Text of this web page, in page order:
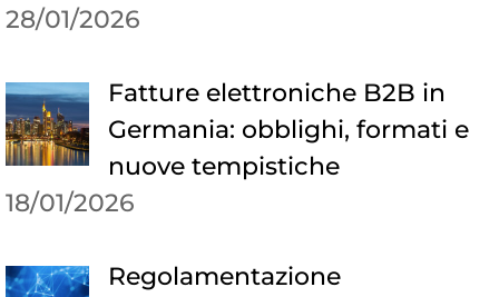
28/01/2026
Fatture elettroniche B2B in
Germania: obblighi, formati e
nuove tempistiche
18/01/2026
Regolamentazione